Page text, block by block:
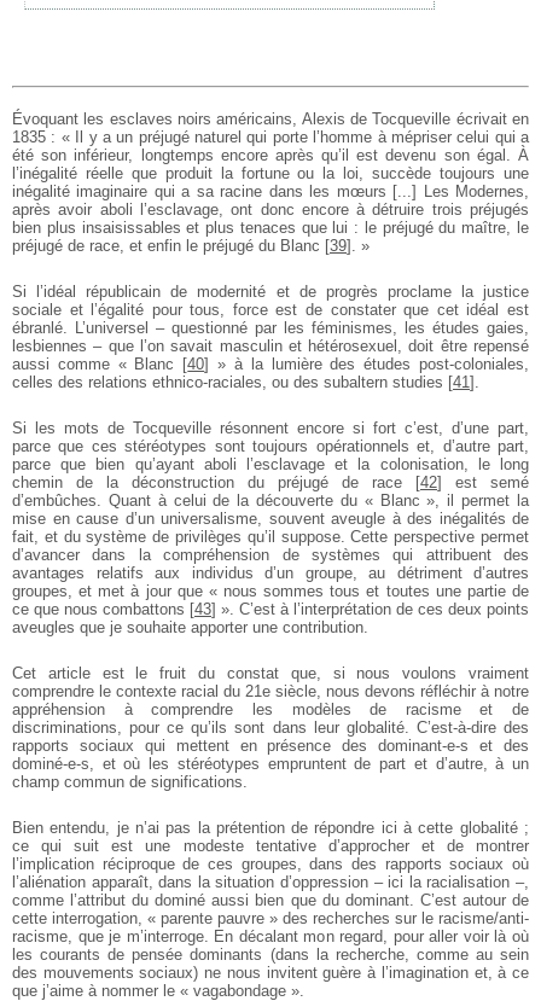
Évoquant les esclaves noirs américains, Alexis de Tocqueville écrivait en
1835 : « Il y a un préjugé naturel qui porte l’homme à mépriser celui qui a
été son inférieur, longtemps encore après qu’il est devenu son égal. À
l’inégalité réelle que produit la fortune ou la loi, succède toujours une
inégalité imaginaire qui a sa racine dans les mœurs [...] Les Modernes,
après avoir aboli l’esclavage, ont donc encore à détruire trois préjugés
bien plus insaisissables et plus tenaces que lui : le préjugé du maître, le
préjugé de race, et enfin le préjugé du Blanc [39] . »
Si l’idéal républicain de modernité et de progrès proclame la justice
sociale et l’égalité pour tous, force est de constater que cet idéal est
ébranlé. L’universel – questionné par les féminismes, les études gaies,
lesbiennes – que l’on savait masculin et hétérosexuel, doit être repensé
aussi comme « Blanc [40] » à la lumière des études post-coloniales,
celles des relations ethnico-raciales, ou des subaltern studies [41] .
Si les mots de Tocqueville résonnent encore si fort c’est, d’une part,
parce que ces stéréotypes sont toujours opérationnels et, d’autre part,
parce que bien qu’ayant aboli l’esclavage et la colonisation, le long
chemin de la déconstruction du préjugé de race [42]
est semé
d’embûches. Quant à celui de la découverte du « Blanc », il permet la
mise en cause d’un universalisme, souvent aveugle à des inégalités de
fait, et du système de privilèges qu’il suppose. Cette perspective permet
d’avancer dans la compréhension de systèmes qui attribuent des
avantages relatifs aux individus d’un groupe, au détriment d’autres
groupes, et met à jour que « nous sommes tous et toutes une partie de
ce que nous combattons [43] ». C’est à l’interprétation de ces deux points
aveugles que je souhaite apporter une contribution.
Cet article est le fruit du constat que, si nous voulons vraiment
comprendre le contexte racial du 21e siècle, nous devons réfléchir à notre
appréhension à comprendre les modèles de racisme et de
discriminations, pour ce qu’ils sont dans leur globalité. C’est-à-dire des
rapports sociaux qui mettent en présence des dominant-e-s et des
dominé-e-s, et où les stéréotypes empruntent de part et d’autre, à un
champ commun de significations.
Bien entendu, je n’ai pas la prétention de répondre ici à cette globalité ;
ce qui suit est une modeste tentative d’approcher et de montrer
l’implication réciproque de ces groupes, dans des rapports sociaux où
l’aliénation apparaît, dans la situation d’oppression – ici la racialisation –,
comme l’attribut du dominé aussi bien que du dominant. C’est autour de
cette interrogation, « parente pauvre » des recherches sur le racisme/anti-
racisme, que je m’interroge. En décalant mon regard, pour aller voir là où
les courants de pensée dominants (dans la recherche, comme au sein
des mouvements sociaux) ne nous invitent guère à l’imagination et, à ce
que j’aime à nommer le « vagabondage ».